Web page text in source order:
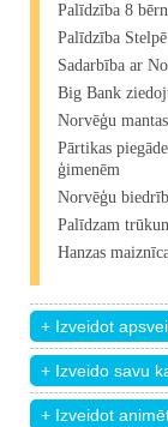
Palīdzība 8
Palīdzība Stelpē
Sadarbība ar
Big Bank
Norvēģu mantas
Pārtikas
ģimenēm
Norvēģu
Palīdzam
Hanzas